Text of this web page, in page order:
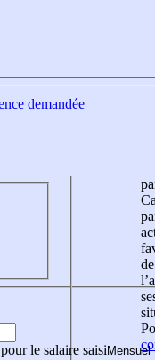
demandée
le salaire saisi